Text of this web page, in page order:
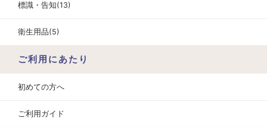
標識・告知(13)
衛生用品(5)
ご利用にあたり
初めての方へ
ご利用ガイド